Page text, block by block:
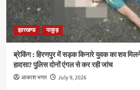
झारखण्ड पाकुड़
ब्रेकिंग : हिरणपुर में सड़क किनारे युवक का शव
हादसा? पुलिस दोनों एंगल से कर रही जांच
आकाश भगत July 9, 2026